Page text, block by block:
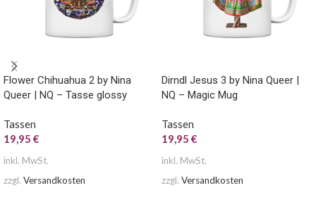
Flower Chihuahua 2 by Nina
Queer | NQ – Tasse glossy
Tassen
19,95 €
inkl. MwSt.
zzgl. Versandkosten
Dirndl Jesus 3 by Nina Queer |
NQ – Magic Mug
Tassen
19,95 €
inkl. MwSt.
zzgl. Versandkosten